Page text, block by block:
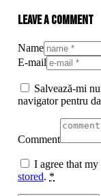
Leave a comment
Name
E-mail
Salvează-mi
navigator pentru
Comment
I agree that
stored. *